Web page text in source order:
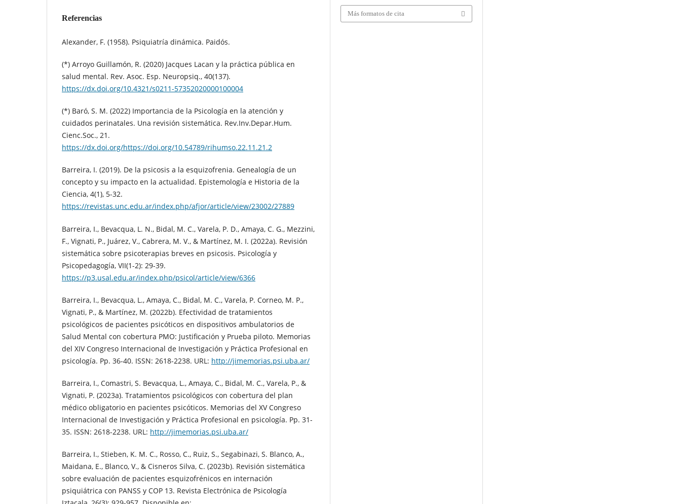
Referencias
Alexander, F. (1958). Psiquiatría dinámica. Paidós.
(*) Arroyo Guillamón, R. (2020) Jacques Lacan y la práctica pública en
salud mental. Rev. Asoc. Esp. Neuropsiq., 40(137).
https://dx.doi.org/10.4321/s0211-57352020000100004
(*) Baró, S. M. (2022) Importancia de la Psicología en la atención y
cuidados perinatales. Una revisión sistemática. Rev.Inv.Depar.Hum.
Cienc.Soc., 21.
https://dx.doi.org/https://doi.org/10.54789/rihumso.22.11.21.2
Barreira, I. (2019). De la psicosis a la esquizofrenia. Genealogía de un
concepto y su impacto en la actualidad. Epistemología e Historia de la
Ciencia, 4(1), 5-32.
https://revistas.unc.edu.ar/index.php/afjor/article/view/23002/27889
Barreira, I., Bevacqua, L. N., Bidal, M. C., Varela, P. D., Amaya, C. G., Mezzini,
F., Vignati, P., Juárez, V., Cabrera, M. V., & Martínez, M. I. (2022a). Revisión
sistemática sobre psicoterapias breves en psicosis. Psicología y
Psicopedagogía, VII(1-2): 29-39.
https://p3.usal.edu.ar/index.php/psicol/article/view/6366
Barreira, I., Bevacqua, L., Amaya, C., Bidal, M. C., Varela, P. Corneo, M. P.,
Vignati, P., & Martínez, M. (2022b). Efectividad de tratamientos
psicológicos de pacientes psicóticos en dispositivos ambulatorios de
Salud Mental con cobertura PMO: Justificación y Prueba piloto. Memorias
del XIV Congreso Internacional de Investigación y Práctica Profesional en
psicología. Pp. 36-40. ISSN: 2618-2238. URL: http://jimemorias.psi.uba.ar/
Barreira, I., Comastri, S. Bevacqua, L., Amaya, C., Bidal, M. C., Varela, P., &
Vignati, P. (2023a). Tratamientos psicológicos con cobertura del plan
médico obligatorio en pacientes psicóticos. Memorias del XV Congreso
Internacional de Investigación y Práctica Profesional en psicología. Pp. 31-
35. ISSN: 2618-2238. URL: http://jimemorias.psi.uba.ar/
Barreira, I., Stieben, K. M. C., Rosso, C., Ruiz, S., Segabinazi, S. Blanco, A.,
Maidana, E., Blanco, V., & Cisneros Silva, C. (2023b). Revisión sistemática
sobre evaluación de pacientes esquizofrénicos en internación
psiquiátrica con PANSS y COP 13. Revista Electrónica de Psicología
Más formatos de cita